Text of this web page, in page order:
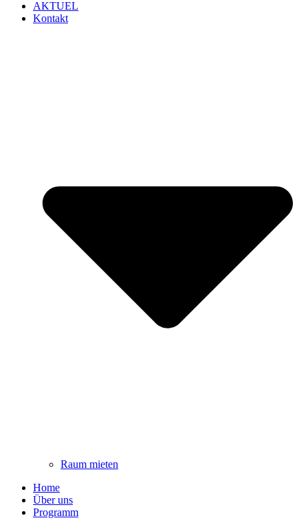
AKTUEL
Kontakt
Raum mieten
Home
Über uns
Programm